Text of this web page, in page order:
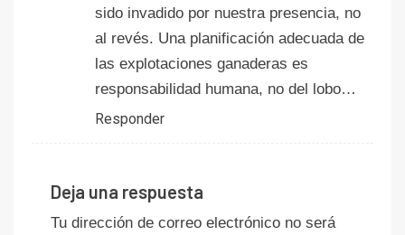
sido invadido por nuestra presencia, no
al revés. Una planificación adecuada de
las explotaciones ganaderas es
responsabilidad humana, no del lobo…
Responder
Deja una respuesta
Tu dirección de correo electrónico no será